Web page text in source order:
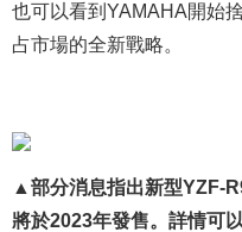
也可以看到YAMAHA開始
占市場的全新戰略。
▲部分消息指出新型YZF-
將於2023年發售。詳情可